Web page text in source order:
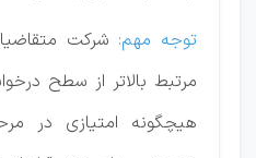
توجه مهم: شرکت
مرتبط بالاتر از سطح
هیچگونه امتیازی در